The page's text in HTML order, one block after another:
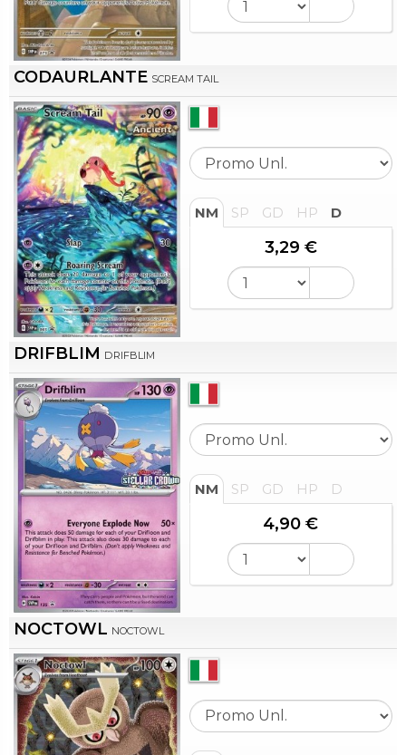
CODAURLANTE SCREAM TAIL
NM SP GD HP D
3,29 €
DRIFBLIM DRIFBLIM
NM SP GD HP D
4,90 €
NOCTOWL NOCTOWL